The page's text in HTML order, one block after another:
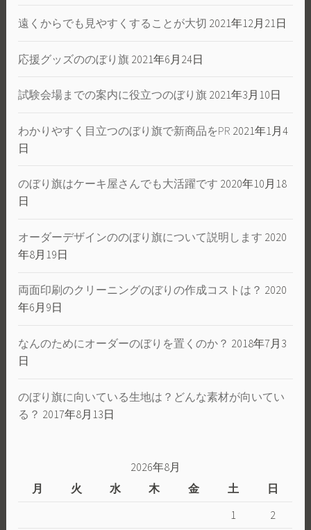
遠くからでも見やすくすることが大切 2021年12月21日
応援グッズののぼり旗 2021年6月24日
試験会場までの案内に役立つのぼり旗 2021年3月10日
わかりやすく目立つのぼり旗で新商品をPR 2021年1月4
日
のぼり旗はケーキ屋さんでも大活躍です 2020年10月18
日
オーダーデザインののぼり旗について説明します 2020
年8月19日
両面印刷のクリーニングのぼりの作成コストは？ 2020
年6月9日
なんのためにオーダーのぼりを置くのか？ 2018年7月3
日
のぼり旗に向いている生地は？どんな素材が向いてい
る？ 2017年8月13日
2026年8月
月
火 水 木 金 土
日
1
2